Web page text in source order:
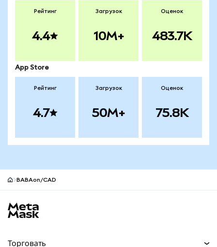
Рейтинг
4.4
Загрузок
10M+
Оценок
483.7K
App Store
Рейтинг
4.7
Загрузок
50M+
Оценок
75.8K
BABAon/CAD
Торговать